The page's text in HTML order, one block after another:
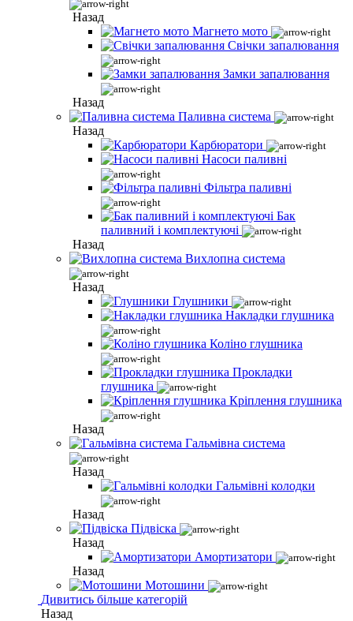
Назад
Магнето мото
Свічки запалювання
Замки запалювання
Назад
Паливна система
Назад
Карбюратори
Насоси паливні
Фільтра паливні
Бак
паливний і комплектуючі
Назад
Вихлопна система
Назад
Глушники
Накладки глушника
Коліно глушника
Прокладки
глушника
Кріплення глушника
Назад
Гальмівна система
Назад
Гальмівні колодки
Назад
Підвіска
Назад
Амортизатори
Назад
Мотошини
Дивитись більше категорій
Назад